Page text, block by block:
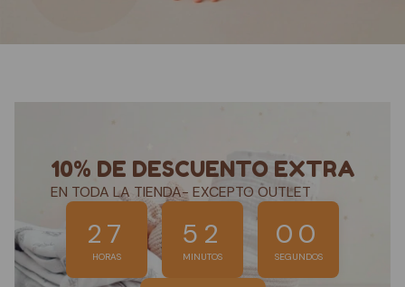
10% DE DESCUENTO EXTRA
EN TODA LA TIENDA- EXCEPTO OUTLET
27
HORAS
51
MINUTOS
58
SEGUNDOS